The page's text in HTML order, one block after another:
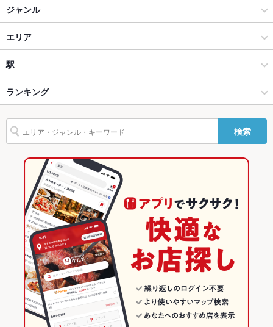
座敷
掘りごたつ
なし ：ゆったり座れるソファ席、人工芝スペースをご用意して
カウンター
ソファー
テラス席
なし ：テラスはございませんが、悪天候でも安心の室内でご宴
会をお楽しみください。
貸切不可 ：貸切は15名様～相談可能。100名様までご利用OK！
詳細は店舗まで気軽にお問合せ下さい。
なし
バリアフリ
なし
駐車場 なし ：お近くのパーキングをご利用ください。
バンド演奏 可
TV・プロジ
あり
ジャンル
バー・カクテル
ダーツバー・スポーツバー
金沢(片町･香林坊･にし茶屋周辺) × バー・カクテル
金沢(片町･香林坊･にし茶屋周辺) × ダーツバー・スポーツバー
金沢駅 × バー・カクテル
金沢駅 × ダーツバー・スポーツバー
エリア
片町
片町 × バー・カクテル
片町 × ダーツバー・スポーツバー
石川
石川 × バー・カクテル
石川 × ダーツバー・スポーツバー
駅
金沢駅
野町駅
北鉄金沢駅
ランキング
石川のグルメランキング
金沢(片町･香林坊･にし茶屋周辺)のグルメランキング
片町のグルメランキング
検索